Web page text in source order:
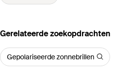
Gerelateerde zoekopdrachten
Gepolariseerde zonnebrillen